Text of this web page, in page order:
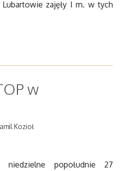
zajęły I m. w tych
w
Kozioł
niedzielne popołudnie 27